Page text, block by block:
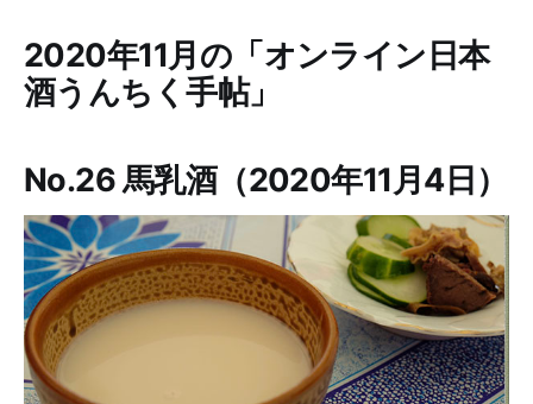
2020年11月の「オンライン日本
酒うんちく手帖」
No.26 馬乳酒（2020年11月4日）